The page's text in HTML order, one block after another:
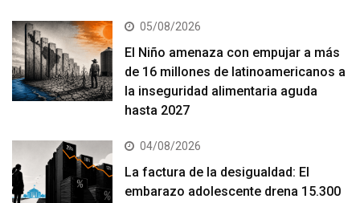
05/08/2026
El Niño amenaza con empujar a más
de 16 millones de latinoamericanos a
la inseguridad alimentaria aguda
hasta 2027
04/08/2026
La factura de la desigualdad: El
embarazo adolescente drena 15.300